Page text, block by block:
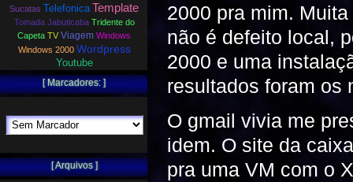
2000 pra mim.
não é defeito local,
2000 e uma
resultados foram os
O gmail vivia me
idem. O site da
pra uma VM com o
Sucatas Telefonica Template
Tomada Jabuticaba Tridente do
Capeta TV Viagem Windows
Windows 2000 Wordpress
Youtube
[ Marcadores: ]
[ Arquivos ]